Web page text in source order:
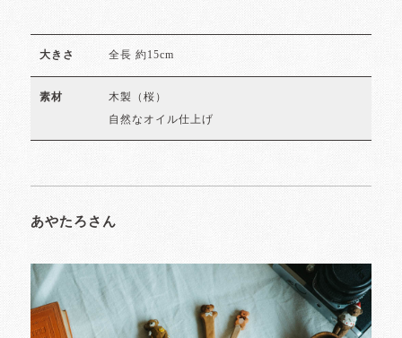
大きさ 全長 約15cm
素材 木製（桜）
自然なオイル仕上げ
あやたろさん